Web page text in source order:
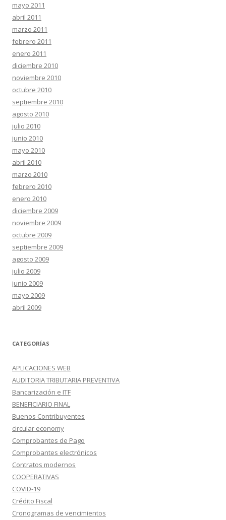
mayo 2011
abril 2011
marzo 2011
febrero 2011
enero 2011
diciembre 2010
noviembre 2010
octubre 2010
septiembre 2010
agosto 2010
julio 2010
junio 2010
mayo 2010
abril 2010
marzo 2010
febrero 2010
enero 2010
diciembre 2009
noviembre 2009
octubre 2009
septiembre 2009
agosto 2009
julio 2009
junio 2009
mayo 2009
abril 2009
CATEGORÍAS
APLICACIONES WEB
AUDITORIA TRIBUTARIA PREVENTIVA
Bancarización e ITF
BENEFICIARIO FINAL
Buenos Contribuyentes
circular economy
Comprobantes de Pago
Comprobantes electrónicos
Contratos modernos
COOPERATIVAS
COVID-19
Crédito Fiscal
Cronogramas de vencimientos